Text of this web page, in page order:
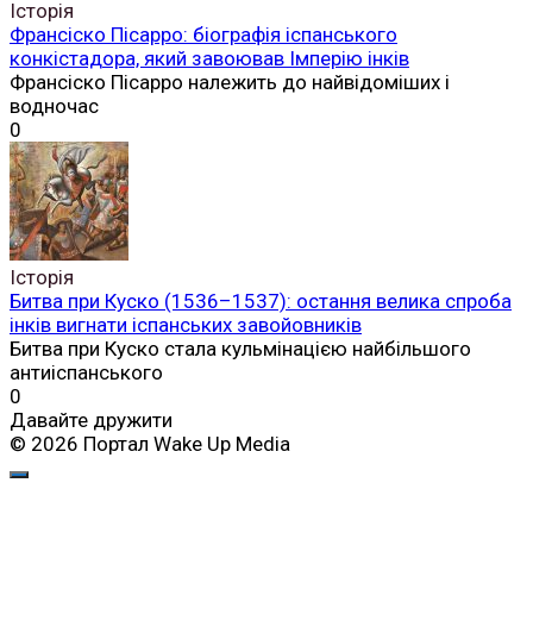
Історія
Франсіско Пісарро: біографія іспанського
конкістадора, який завоював Імперію інків
Франсіско Пісарро належить до найвідоміших і
водночас
0
Історія
Битва при Куско (1536–1537): остання велика спроба
інків вигнати іспанських завойовників
Битва при Куско стала кульмінацією найбільшого
антиіспанського
0
Давайте дружити
© 2026 Портал Wake Up Media